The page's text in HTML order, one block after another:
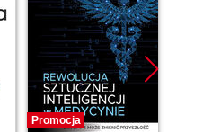
Firewall 4 (27)
Kerio (27)
stałych i modemowych (31)
Promocja